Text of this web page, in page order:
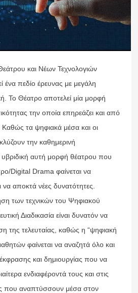
και Νέων Τεχνολογιών
ένα πεδίο έρευνας με μεγάλη
Το Θέατρο αποτελεί μία μορφή
την οποία επηρεάζει και από
Καθώς τα ψηφιακά μέσα και οι
την καθημερινή
αυτή μορφή θέατρου που
Digital Drama φαίνεται να
να αποκτά νέες δυνατότητες.
των τεχνικών του Ψηφιακού
Διαδικασία είναι δυνατόν να
της τελευταίας, καθώς η “ψηφιακή
φαίνεται να αναζητά όλο και
και δημιουργίας που να
ενδιαφέροντά τους και στις
που αναπτύσσουν μέσα στον